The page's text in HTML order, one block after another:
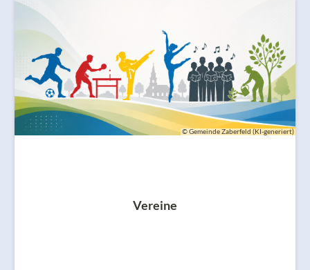
© Gemeinde Zaberfeld (KI-generiert)
Vereine